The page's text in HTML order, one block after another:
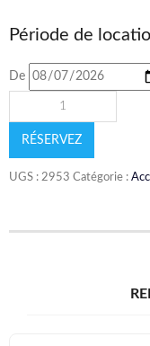
Période de
De
RÉSERVEZ
UGS : 2953 Catégorie :